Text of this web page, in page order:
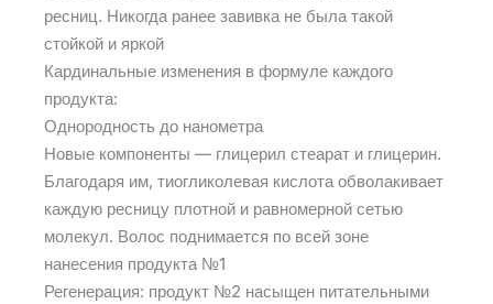
ресниц. Никогда ранее завивка не была такой
стойкой и яркой
Кардинальные изменения в формуле каждого
продукта:
Однородность до нанометра
Новые компоненты — глицерил стеарат и глицерин.
Благодаря им, тиогликолевая кислота обволакивает
каждую ресницу плотной и равномерной сетью
молекул. Волос поднимается по всей зоне
нанесения продукта №1
Регенерация: продукт №2 насыщен питательными